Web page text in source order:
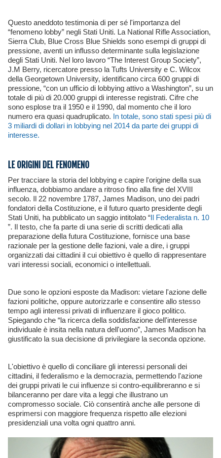
Questo aneddoto testimonia di per sé l'importanza del
“fenomeno lobby” negli Stati Uniti. La National Rifle Association,
Sierra Club, Blue Cross Blue Shields sono esempi di gruppi di
pressione, aventi un influsso determinante sulla legislazione
degli Stati Uniti. Nel loro lavoro “The Interest Group Society”,
J.M Berry, ricercatore presso la Tufts University e C. Wilcox
della Georgetown University, identificano circa 600 gruppi di
pressione, “con un ufficio di lobbying attivo a Washington”, su un
totale di più di 20.000 gruppi di interesse registrati. Cifre che
sono esplose tra il 1950 e il 1990, dal momento che il loro
numero era quasi quadruplicato. In totale, sono stati spesi più di
3 miliardi di dollari in lobbying nel 2014 da parte dei gruppi di
interesse.
LE ORIGINI DEL FENOMENO
Per tracciare la storia del lobbying e capire l'origine della sua
influenza, dobbiamo andare a ritroso fino alla fine del XVIII
secolo. Il 22 novembre 1787, James Madison, uno dei padri
fondatori della Costituzione, e il futuro quarto presidente degli
Stati Uniti, ha pubblicato un saggio intitolato “Il Federalista n. 10
”. Il testo, che fa parte di una serie di scritti dedicati alla
preparazione della futura Costituzione, fornisce una base
razionale per la gestione delle fazioni, vale a dire, i gruppi
organizzati dai cittadini il cui obiettivo è quello di rappresentare
vari interessi sociali, economici o intellettuali.
Due sono le opzioni esposte da Madison: vietare l'azione delle
fazioni politiche, oppure autorizzarle e consentire allo stesso
tempo agli interessi privati di influenzare il gioco politico.
Spiegando che “la ricerca della soddisfazione dell'interesse
individuale è insita nella natura dell'uomo”, James Madison ha
giustificato la sua decisione di privilegiare la seconda opzione.
L'obiettivo è quello di conciliare gli interessi personali dei
cittadini, il federalismo e la democrazia, permettendo l'azione
dei gruppi privati ​​le cui influenze si contro-equilibreranno e si
bilanceranno per dare vita a leggi che illustrano un
compromesso sociale. Ciò consentirà anche alle persone di
esprimersi con maggiore frequenza rispetto alle elezioni
presidenziali una volta ogni quattro anni.